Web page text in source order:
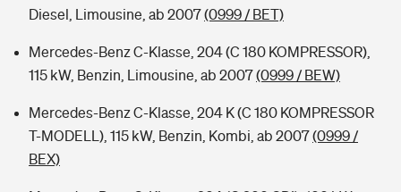
Diesel, Limousine, ab 2007(0999 / BET)
Mercedes-Benz C-Klasse, 204 (C 180 KOMPRESSOR),
115 kW, Benzin, Limousine, ab 2007(0999 / BEW)
Mercedes-Benz C-Klasse, 204 K (C 180 KOMPRESSOR
T-MODELL), 115 kW, Benzin, Kombi, ab 2007(0999 /
BEX)